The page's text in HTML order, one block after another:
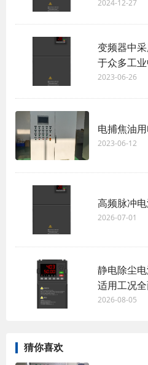
2024-12-27
变频器中
于众多工
2023-06-26
电捕焦油
2023-06-12
高频脉冲
2026-07-01
静电除尘
适用工况
2026-08-05
猜你喜欢